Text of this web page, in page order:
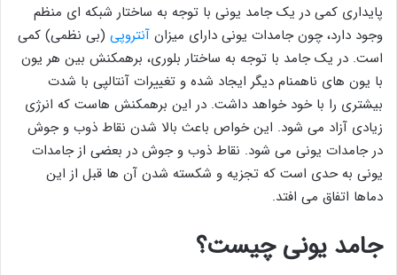
پایداری کمی در یک جامد یونی با توجه به ساختار شبکه ای منظم
وجود دارد، چون جامدات یونی دارای میزان آنتروپی (بی نظمی) کمی
است. در یک جامد با توجه به ساختار بلوری، برهمکنش بین هر یون
با یون های ناهمنام دیگر ایجاد شده و تغییرات آنتالپی با شدت
بیشتری را با خود خواهد داشت. در این برهمکنش هاست که انرژی
زیادی آزاد می شود. این خواص باعث بالا شدن نقاط ذوب و جوش
در جامدات یونی می شود. نقاط ذوب و جوش در بعضی از جامدات
یونی به حدی است که تجزیه و شکسته شدن آن ها قبل از این
دماها اتفاق می افتد.
جامد یونی چیست؟